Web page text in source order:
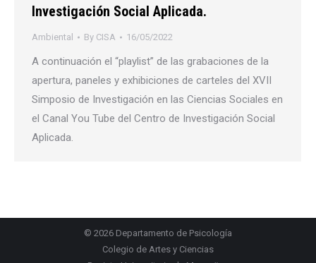
Investigación Social Aplicada.
Ambiental By CISA 16/05/2022
A continuación el “playlist” de las grabaciones de la
apertura, paneles y exhibiciones de carteles del XVII
Simposio de Investigación en las Ciencias Sociales en
el Canal You Tube del Centro de Investigación Social
Aplicada.
© 2026 Departamento de Psicología
Colegio de Artes y Ciencias